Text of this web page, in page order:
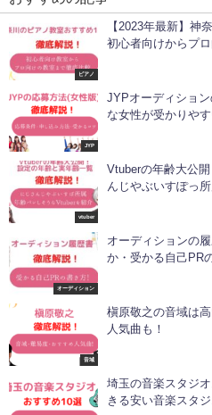
ピアノ
【2023年最新】神
初心者向けからプ
JYP
JYPオーディショ
な女性が受かりやす
vtuber
Vtuberの年齢大公
んじやぶいすぽっ
オーディション
オーディションの
か・受かる自己PR
音域
槇原敬之の音域は
人気曲も！
埼玉の音楽スタジ
きる安い音楽スタ